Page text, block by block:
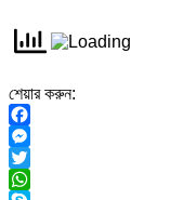
শেয়ার করুন:
Facebook
Messenger
Twitter